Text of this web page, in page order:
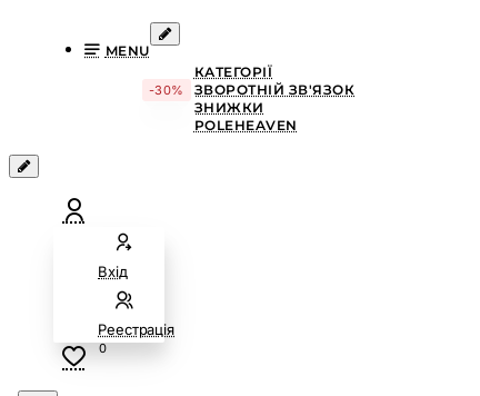
MENU
КАТЕГОРІЇ
ЗВОРОТНІЙ ЗВ'ЯЗОК
ЗНИЖКИ
-30%
POLEHEAVEN
Вхід
Реестрація
0